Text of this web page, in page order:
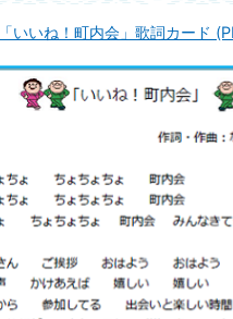
「いいね！町内会」歌詞カード